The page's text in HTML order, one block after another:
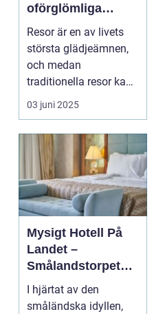
oförglömliga
upplevelser
Resor är en av livets
största glädjeämnen,
och medan
traditionella resor kan
bju...
03 juni 2025
Mysigt Hotell På
Landet –
Smålandstorpets
Enchanted Retreat
I hjärtat av den
småländska idyllen,